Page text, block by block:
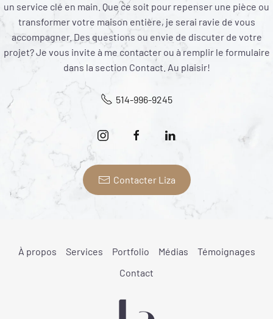
un service clé en main. Que ce soit pour repenser une pièce ou
transformer votre maison entière, je serai ravie de vous
accompagner. Des questions ou envie de discuter de votre
projet? Je vous invite à me contacter ou à remplir le formulaire
dans la section Contact. Au plaisir!
514-996-9245
Contacter Liza
À propos Services Portfolio Médias
Témoignages
Contact